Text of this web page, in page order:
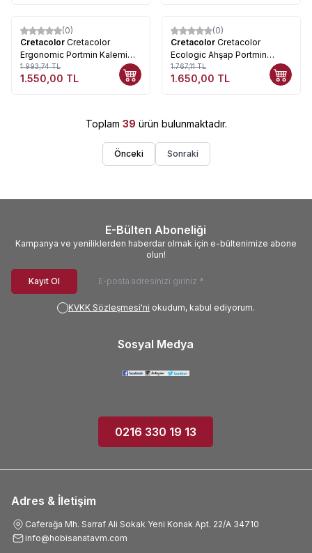
%22
(0)
Cretacolor Cretacolor
Ergonomic Portmin Kalemi
5.6mm 43015
1.993,74TL
1.550,00 TL
%7
(0)
Cretacolor Cretacolor
Ecologic Ahşap Portmin
Kalemi 5.6mm 43012
1.767,11TL
1.650,00 TL
Toplam 39 ürün bulunmaktadır.
Önceki Sonraki
E-Bülten Aboneliği
Kampanya ve yeniliklerden haberdar olmak için e-bültenimize abone
olun!
Kayıt Ol
KVKK Sözleşmesi'ni okudum, kabul ediyorum.
Sosyal Medya
0216 330 19 13
Adres & İletişim
Caferağa Mh. Sarraf Ali Sokak Yeni Konak Apt. 22/A 34710
info@hobisanatavm.com